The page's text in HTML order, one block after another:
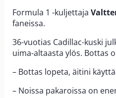
Formula 1 -kuljettaja
faneissa.
36-vuotias Cadillac-kuski
uima-altaasta ylös. Bottas
– Bottas lopeta, äitini
– Noissa pakaroissa on